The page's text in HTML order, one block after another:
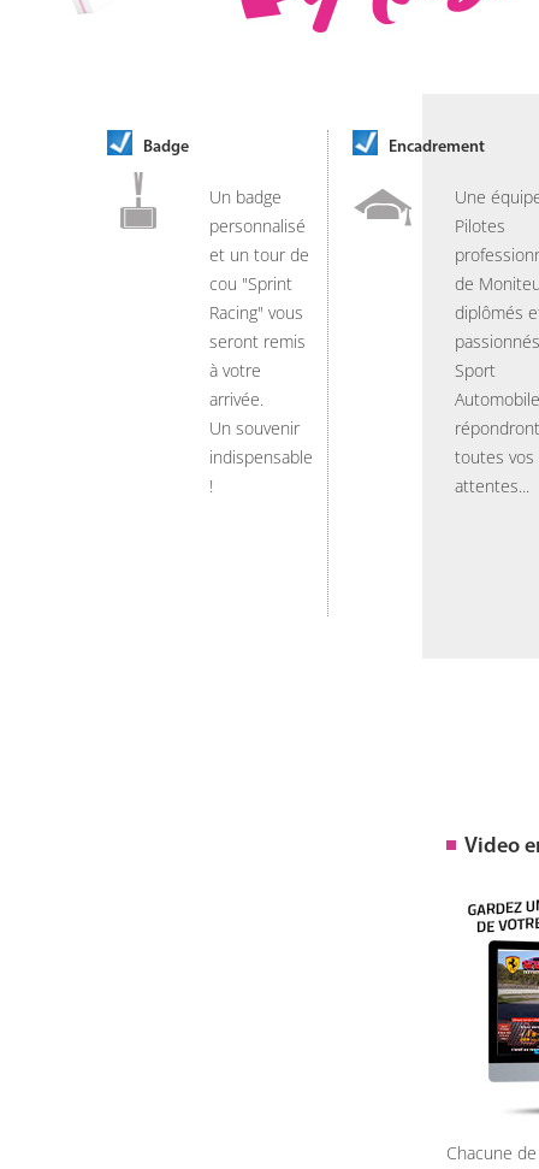
Badge
Un badge
personnalisé
et un tour de
cou "Sprint
Racing" vous
seront remis
à votre
arrivée.
Un souvenir
indispensable
!
Encadrement
Une
Pilotes
de
diplômés
Sport
Automobile
toutes vos
attentes...
Video
Chacune